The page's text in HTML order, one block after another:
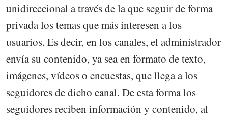
unidireccional a través de la que seguir de forma
privada los temas que más interesen a los
usuarios. Es decir, en los canales, el administrador
envía su contenido, ya sea en formato de texto,
imágenes, vídeos o encuestas, que llega a los
seguidores de dicho canal. De esta forma los
seguidores reciben información y contenido, al